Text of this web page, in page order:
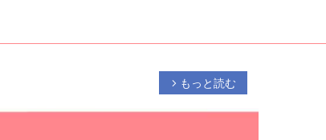
arrow_forward_ios もっと読む